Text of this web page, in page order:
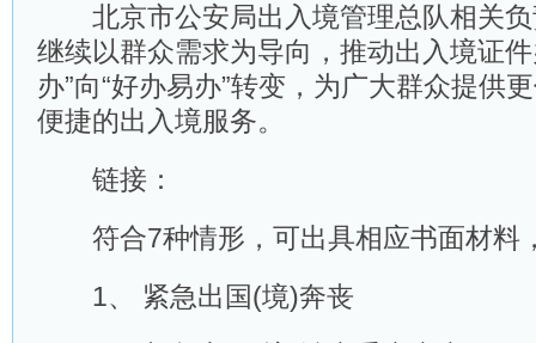
北京市公安局出入境管理总队相关负
继续以群众需求为导向，推动出入境证
办”向“好办易办”转变，为广大群众提供
便捷的出入境服务。
链接：
符合7种情形，可出具相应书面材料
1、 紧急出国(境)奔丧